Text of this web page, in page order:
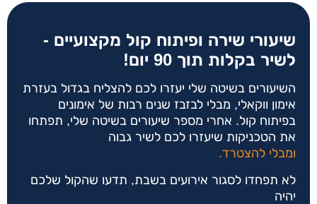
שיעורי שירה ופיתוח קול מקצועיים -
לשיר בקלות תוך 90 יום!
השיעורים בשיטה שלי יעזרו לכם להצליח בגדול בעזרת
אימון ווקאלי, מבלי לבזבז שנים רבות של אימונים
בפיתוח קול. אחרי מספר שיעורים בשיטה שלי, תפתחו
את הטכניקות שיעזרו לכם לשיר גבוה
ומבלי להצטרד.
לא תפחדו לסגור אירועים בשבת, תדעו שהקול שלכם
יהיה